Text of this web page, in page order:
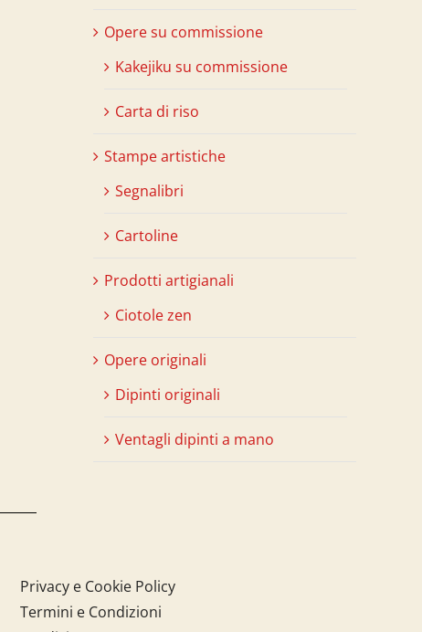
Opere su commissione
Kakejiku su commissione
Carta di riso
Stampe artistiche
Segnalibri
Cartoline
Prodotti artigianali
Ciotole zen
Opere originali
Dipinti originali
Ventagli dipinti a mano
Privacy e Cookie Policy
Termini e Condizioni